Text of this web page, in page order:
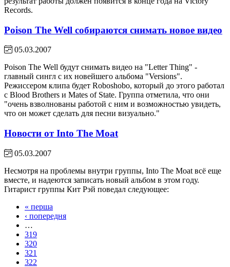
Records.
Poison The Well собираются снимать новое видео
05.03.2007
Poison The Well будут снимать видео на "Letter Thing" -
главный сингл с их новейшего альбома "Versions".
Режиссером клипа будет Roboshobo, который до этого работал
с Blood Brothers и Mates of State. Группа отметила, что они
"очень взволнованы работой с ним и возможностью увидеть,
что он может сделать для песни визуально."
Новости от Into The Moat
05.03.2007
Несмотря на проблемы внутри группы, Into The Moat всё еще
вместе, и надеются записать новый альбом в этом году.
Гитарист группы Кит Рэй поведал следующее:
« перша
‹ попередня
…
319
320
321
322